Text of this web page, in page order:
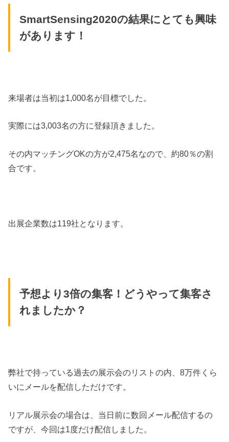
SmartSensing2020の結果にとても興味
があります！
来場者は当初は1,000名が目標でした。
実際には3,003名の方に登録頂きました。
その内マッチングOKの方が2,475名なので、約80％の割
合です。
出展企業数は119社となります。
予想より3倍の集客！どうやって集客さ
れましたか？
弊社で持っている過去の展示会のリストの内、8万件くら
いにメールを配信しただけです。
リアル展示会の場合は、当日前に数回メール配信するの
ですが、今回は1度だけ配信しました。